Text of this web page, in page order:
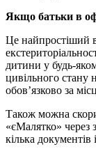
Якщо батьки в
Це найпростіший
дитини у будь-
цивільного стану
обов’язково за
Також можна
«єМалятко» через
кілька документів